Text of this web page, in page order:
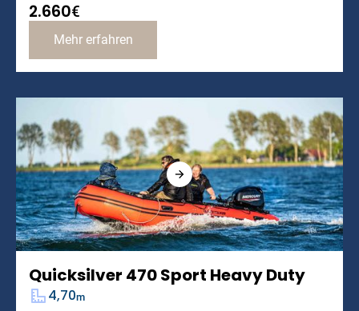
2.660€
Mehr erfahren
Quicksilver 470 Sport Heavy Duty
4,70m